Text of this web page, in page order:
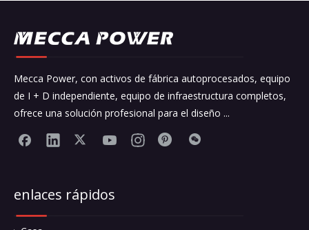
Mecca Power, con activos de fábrica autoprocesados, equipo
de I + D independiente, equipo de infraestructura completos,
ofrece una solución profesional para el diseño ...
enlaces rápidos